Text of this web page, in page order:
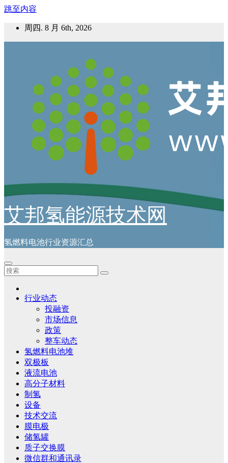
跳至内容
周四. 8 月 6th, 2026
艾邦氢能源技术网
氢燃料电池行业资源汇总
行业动态
投融资
市场信息
政策
整车动态
氢燃料电池堆
双极板
液流电池
高分子材料
制氢
设备
技术交流
膜电极
储氢罐
质子交换膜
微信群和通讯录